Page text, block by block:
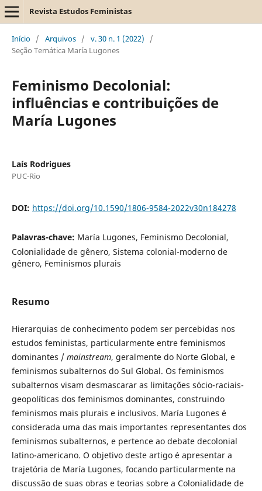
Revista Estudos Feministas
Início / Arquivos / v. 30 n. 1 (2022)
/
Seção Temática María Lugones
Feminismo Decolonial:
influências e contribuições de
María Lugones
Laís Rodrigues
PUC-Rio
DOI: https://doi.org/10.1590/1806-9584-2022v30n184278
Palavras-chave: María Lugones, Feminismo Decolonial,
Colonialidade de gênero, Sistema colonial-moderno de
gênero, Feminismos plurais
Resumo
Hierarquias de conhecimento podem ser percebidas nos
estudos feministas, particularmente entre feminismos
dominantes / mainstream, geralmente do Norte Global, e
feminismos subalternos do Sul Global. Os feminismos
subalternos visam desmascarar as limitações sócio-raciais-
geopolíticas dos feminismos dominantes, construindo
feminismos mais plurais e inclusivos. María Lugones é
considerada uma das mais importantes representantes dos
feminismos subalternos, e pertence ao debate decolonial
latino-americano. O objetivo deste artigo é apresentar a
trajetória de María Lugones, focando particularmente na
discussão de suas obras e teorias sobre a Colonialidade de